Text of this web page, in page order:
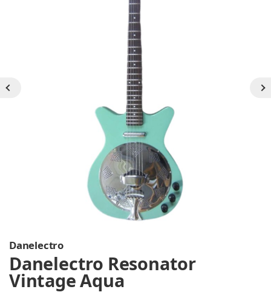
Danelectro
Danelectro Resonator
Vintage Aqua